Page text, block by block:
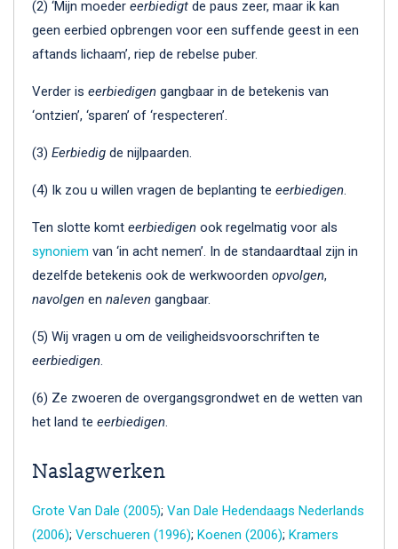
(2) ‘Mijn moeder eerbiedigt de paus zeer, maar ik kan
geen eerbied opbrengen voor een suffende geest in een
aftands lichaam’, riep de rebelse puber.
Verder is eerbiedigen gangbaar in de betekenis van
‘ontzien’, ‘sparen’ of ‘respecteren’.
(3) Eerbiedig de nijlpaarden.
(4) Ik zou u willen vragen de beplanting te eerbiedigen.
Ten slotte komt eerbiedigen ook regelmatig voor als
synoniem van ‘in acht nemen’. In de standaardtaal zijn in
dezelfde betekenis ook de werkwoorden opvolgen,
navolgen en naleven gangbaar.
(5) Wij vragen u om de veiligheidsvoorschriften te
eerbiedigen.
(6) Ze zwoeren de overgangsgrondwet en de wetten van
het land te eerbiedigen.
Naslagwerken
Grote Van Dale (2005); Van Dale Hedendaags Nederlands
(2006); Verschueren (1996); Koenen (2006); Kramers